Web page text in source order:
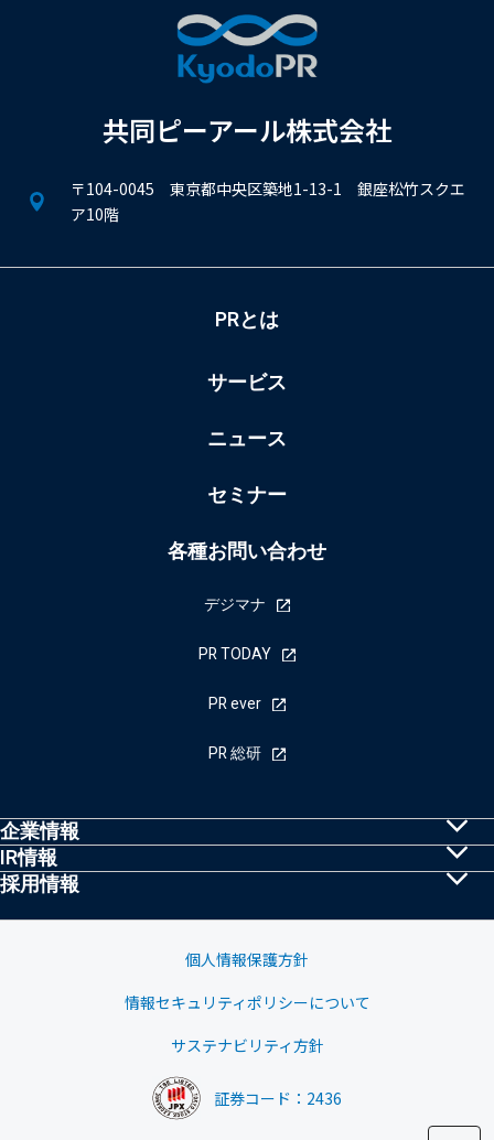
共同ピーアール株式会社
〒104-0045 東京都中央区築地1-13-1 銀座松竹スクエ
ア10階
PRとは
サービス
ニュース
セミナー
各種お問い合わせ
デジマナ
PR TODAY
PR ever
PR 総研
企業情報
共同PRとは
トップメッセージ
IR情報
株主・投資家の皆様へ
採用情報
採用情報
個人情報保護方針
情報セキュリティポリシーについて
サステナビリティ方針
証券コード：2436